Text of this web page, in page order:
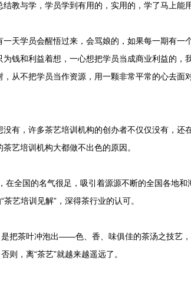
教与学，学员学到有用的，实用的，学了马上能
天学员会醒悟过来，会骂娘的，如果每一期有一
钱和利益着想，一心想把学员当成商业利益的，
从不把学员当作资源，用一颗非常平常的心去面
有，许多茶艺培训机构的创办者不仅仅没有，还
艺培训机构大都做不出色的原因。
，在全国的名气很足，吸引着源源不断的全国各地
艺培训见解”，深得茶行业的认可。
把茶叶冲泡出——色、香、味俱佳的茶汤之技艺
则，离“茶艺”就越来越遥远了。